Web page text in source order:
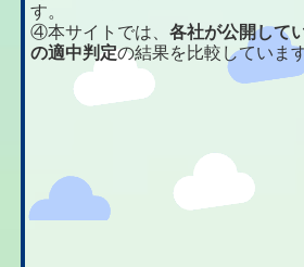
す。
④本サイトでは、各社が公開して
の適中判定の結果を比較しています